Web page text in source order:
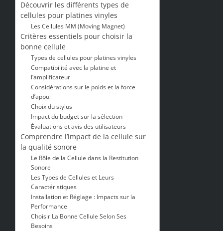
Découvrir les différents types de
cellules pour platines vinyles
Les Cellules MM (Moving Magnet)
Critères essentiels pour choisir la
bonne cellule
Types de cellules pour platines vinyles
Compatibilité avec la platine et
l’amplificateur
Considérations sur le poids et la force
d’appui
Choix du stylus
Impact du budget sur la sélection
Évaluations et avis des utilisateurs
Comprendre l’impact de la cellule sur
la qualité sonore
Le Rôle de la Cellule dans la Restitution
Sonore
Les Types de Cellules et Leurs
Caractéristiques
Installation et Réglage : Impacts sur la
Performance
Choisir La Bonne Cellule Selon Ses
Besoins